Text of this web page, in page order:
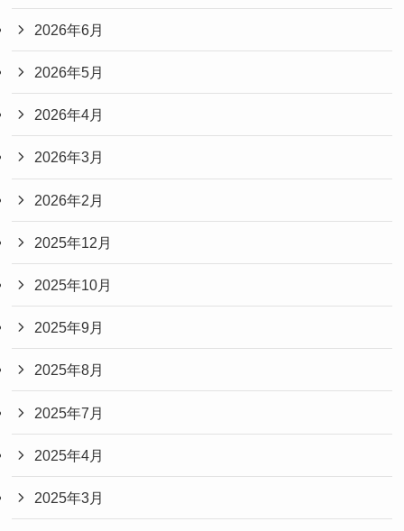
2026年6月
2026年5月
2026年4月
2026年3月
2026年2月
2025年12月
2025年10月
2025年9月
2025年8月
2025年7月
2025年4月
2025年3月